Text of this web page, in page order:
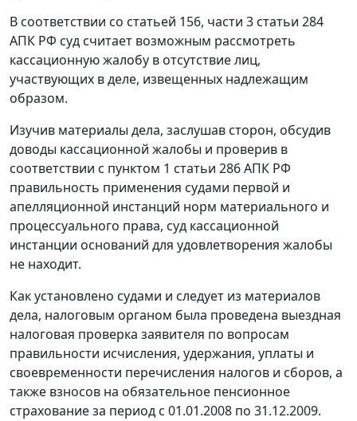
В соответствии со статьей 156, части 3 статьи 284
АПК РФ суд считает возможным рассмотреть
кассационную жалобу в отсутствие лиц,
участвующих в деле, извещенных надлежащим
образом.
Изучив материалы дела, заслушав сторон, обсудив
доводы кассационной жалобы и проверив в
соответствии с пунктом 1 статьи 286АПК РФ
правильность применения судами первой и
апелляционной инстанций норм материального и
процессуального права, суд кассационной
инстанции оснований для удовлетворения жалобы
не находит.
Как установлено судами и следует из материалов
дела, налоговым органом была проведена выездная
налоговая проверка заявителя по вопросам
правильности исчисления, удержания, уплаты и
своевременности перечисления налогов и сборов, а
также взносов на обязательное пенсионное
страхование за период с 01.01.2008 по 31.12.2009.